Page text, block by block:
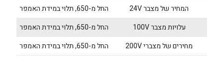
המחיר של מצבר 24V
החל מ-650, תלוי במידת האמפר
עלויות מצבר 100V
החל מ-650, תלוי במידת האמפר
מחירים של מצברי 200V
החל מ-650, תלוי במידת האמפר